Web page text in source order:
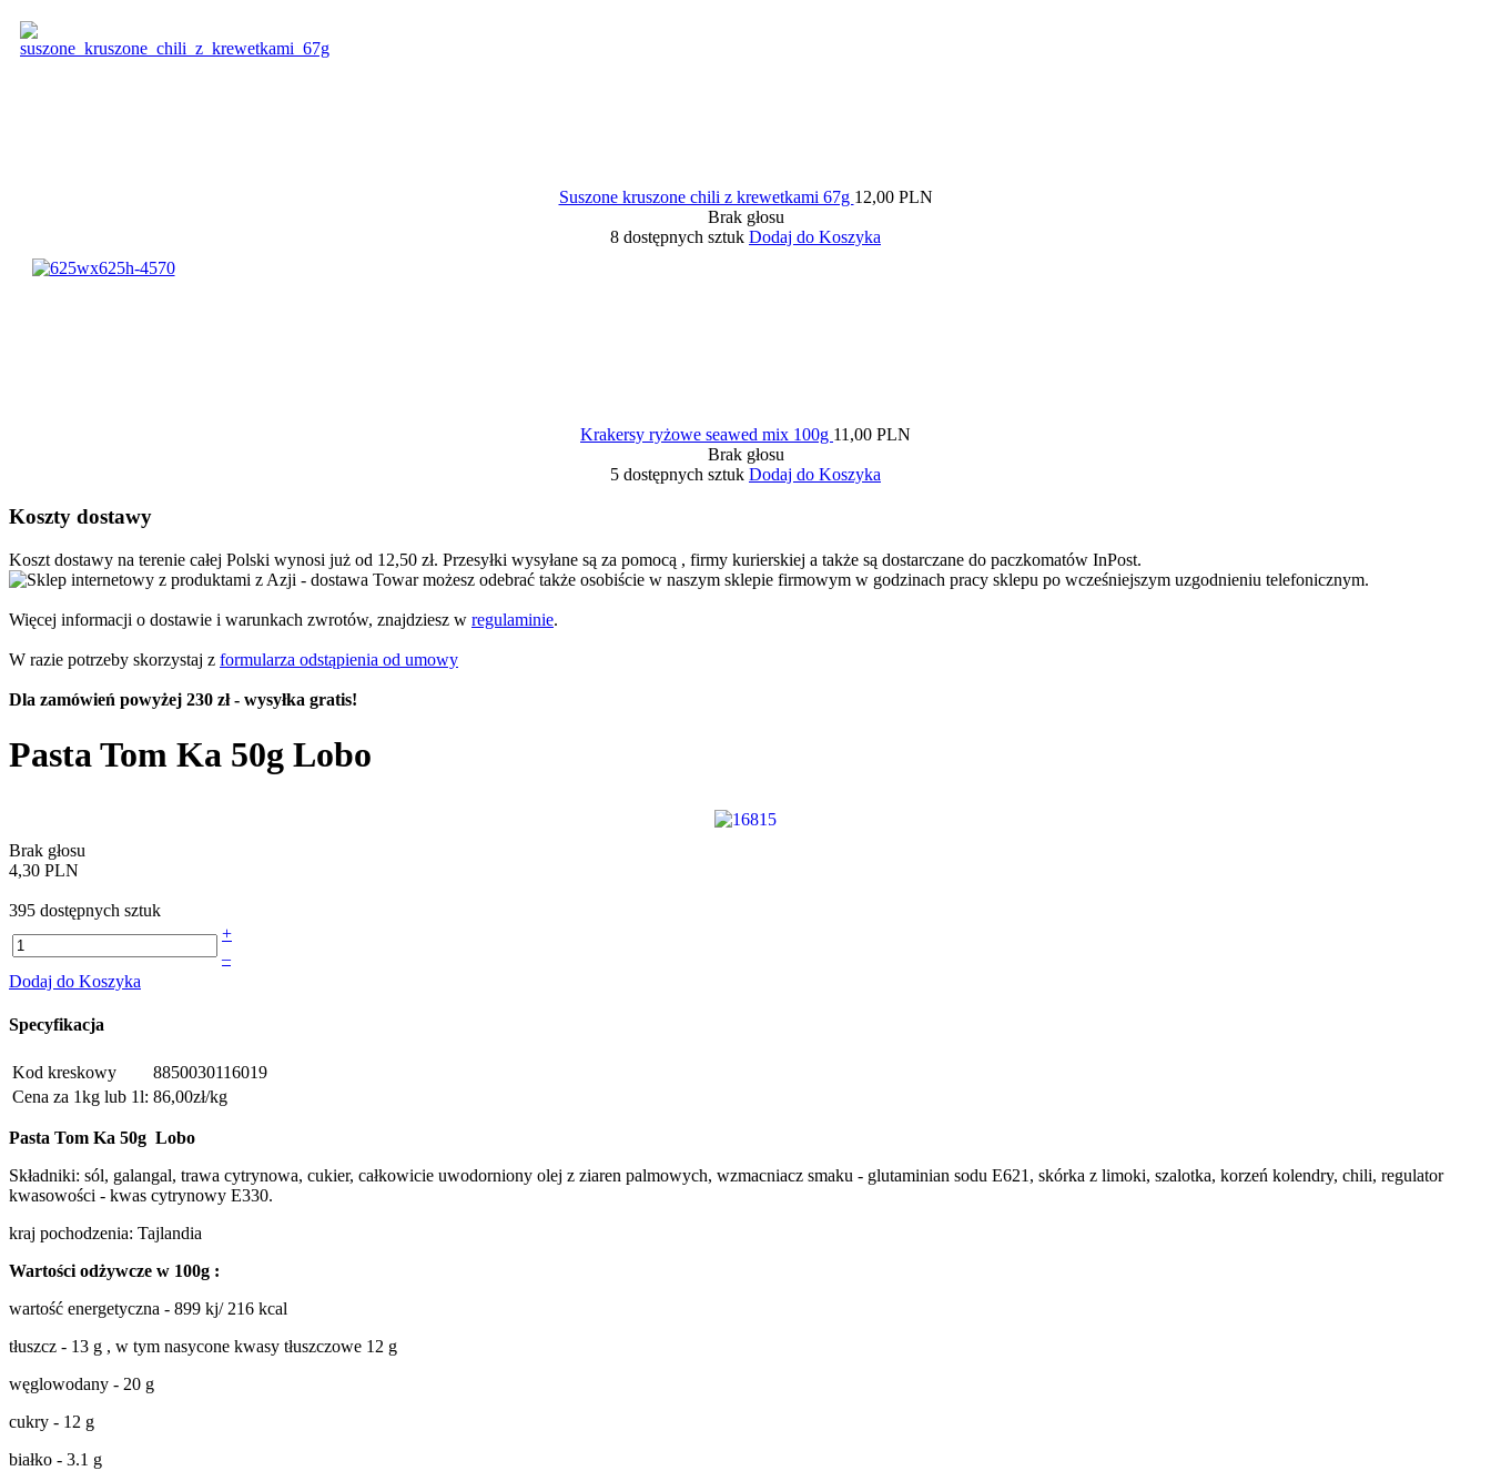
Suszone kruszone chili z krewetkami 67g 12,00 PLN
Brak głosu
8 dostępnych sztuk Dodaj do Koszyka
Krakersy ryżowe seawed mix 100g 11,00 PLN
Brak głosu
5 dostępnych sztuk Dodaj do Koszyka
Koszty dostawy
Koszt dostawy na terenie całej Polski wynosi już od 12,50 zł. Przesyłki wysyłane są za pomocą , firmy kurierskiej a także są dostarczane do paczkomatów InPost.
Towar możesz odebrać także osobiście w naszym sklepie firmowym w godzinach pracy sklepu po wcześniejszym uzgodnieniu telefonicznym.
Więcej informacji o dostawie i warunkach zwrotów, znajdziesz w regulaminie.
W razie potrzeby skorzystaj z formularza odstąpienia od umowy
Dla zamówień powyżej 230 zł - wysyłka gratis!
Pasta Tom Ka 50g Lobo
Brak głosu
4,30 PLN
395 dostępnych sztuk
+
–
Dodaj do Koszyka
Specyfikacja
Kod kreskowy
8850030116019
Cena za 1kg lub 1l: 86,00zł/kg
Pasta Tom Ka 50g Lobo
Składniki: sól, galangal, trawa cytrynowa, cukier, całkowicie uwodorniony olej z ziaren palmowych, wzmacniacz smaku - glutaminian sodu E621, skórka z limoki, szalotka, korzeń kolendry, chili, regulator
kwasowości - kwas cytrynowy E330.
kraj pochodzenia: Tajlandia
Wartości odżywcze w 100g :
wartość energetyczna - 899 kj/ 216 kcal
tłuszcz - 13 g , w tym nasycone kwasy tłuszczowe 12 g
węglowodany - 20 g
cukry - 12 g
białko - 3.1 g